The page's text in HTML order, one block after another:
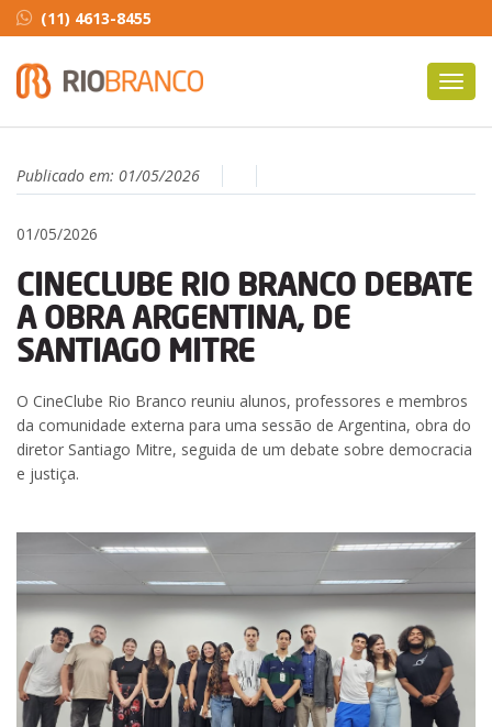
(11) 4613-8455
Publicado em: 01/05/2026
01/05/2026
CINECLUBE RIO BRANCO DEBATE
A OBRA ARGENTINA, DE
SANTIAGO MITRE
O CineClube Rio Branco reuniu alunos, professores e membros
da comunidade externa para uma sessão de Argentina, obra do
diretor Santiago Mitre, seguida de um debate sobre democracia
e justiça.